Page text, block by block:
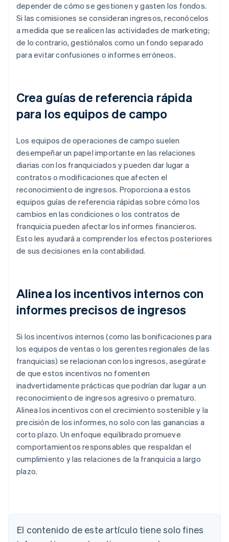
depender de cómo se gestionen y gasten los fondos.
Si las comisiones se consideran ingresos, reconócelos
a medida que se realicen las actividades de marketing;
de lo contrario, gestiónalos como un fondo separado
para evitar confusiones o informes erróneos.
Crea guías de referencia rápida
para los equipos de campo
Los equipos de operaciones de campo suelen
desempeñar un papel importante en las relaciones
diarias con los franquiciados y pueden dar lugar a
contratos o modificaciones que afecten el
reconocimiento de ingresos. Proporciona a estos
equipos guías de referencia rápidas sobre cómo los
cambios en las condiciones o los contratos de
franquicia pueden afectar los informes financieros.
Esto les ayudará a comprender los efectos posteriores
de sus decisiones en la contabilidad.
Alinea los incentivos internos con
informes precisos de ingresos
Si los incentivos internos (como las bonificaciones para
los equipos de ventas o los gerentes regionales de las
franquicias) se relacionan con los ingresos, asegúrate
de que estos incentivos no fomenten
inadvertidamente prácticas que podrían dar lugar a un
reconocimiento de ingresos agresivo o prematuro.
Alinea los incentivos con el crecimiento sostenible y la
precisión de los informes, no solo con las ganancias a
corto plazo. Un enfoque equilibrado promueve
comportamientos responsables que respaldan el
cumplimiento y las relaciones de la franquicia a largo
plazo.
El contenido de este artículo tiene solo fines
DeutschEnglish